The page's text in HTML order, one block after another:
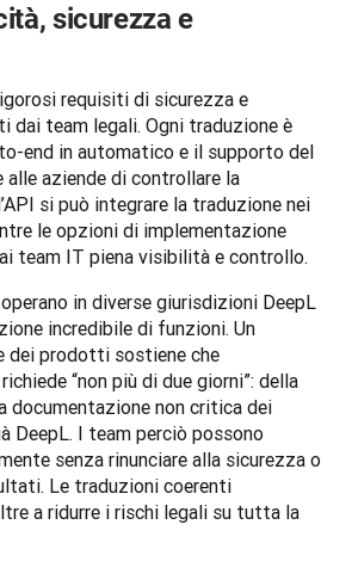
sicurezza e
requisiti di sicurezza e
dai team legali. Ogni traduzione è
end in automatico e il supporto del
aziende di controllare la
si può integrare la traduzione nei
le opzioni di implementazione
team IT piena visibilità e controllo.
in diverse giurisdizioni DeepL
incredibile di funzioni. Un
dei prodotti sostiene che
“non più di due giorni”: della
documentazione non critica dei
DeepL. I team perciò possono
senza rinunciare alla sicurezza o
Le traduzioni coerenti
a ridurre i rischi legali su tutta la